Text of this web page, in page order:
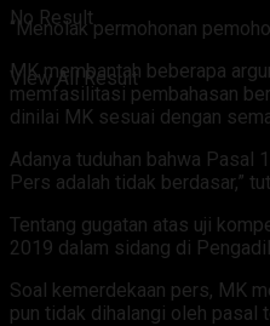
No Result
View All Result
“Menolak permohonan
MK membantah beberapa
memfasilitasi pembahasan
dinilai MK sesuai dengan
Adanya tuduhan bahwa Pasal
Pers adalah tidak berdasar,”
Tentang gugatan atas uji
2019 dalam sidang di
Soal kemerdekaan pers, MK
pun tidak dihalangi oleh pasal